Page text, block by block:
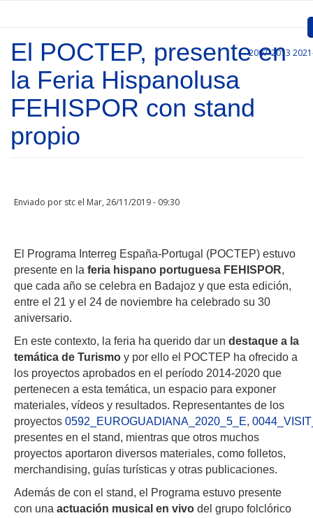
Inicio
Presentación
Convocatorias
Documentos
Enlaces
2007-2013
El POCTEP, presente en
la Feria Hispanolusa
FEHISPOR con stand
propio
Enviado por stc el Mar, 26/11/2019 - 09:30
El Programa Interreg España-Portugal (POCTEP) estuvo
presente en la feria hispano portuguesa FEHISPOR,
que cada año se celebra en Badajoz y que esta edición,
entre el 21 y el 24 de noviembre ha celebrado su 30
aniversario.
En este contexto, la feria ha querido dar un destaque a la
temática de Turismo y por ello el POCTEP ha ofrecido a
los proyectos aprobados en el período 2014-2020 que
pertenecen a esta temática, un espacio para exponer
materiales, vídeos y resultados. Representantes de los
proyectos 0592_EUROGUADIANA_2020_5_E,
presentes en el stand, mientras que otros muchos
proyectos aportaron diversos materiales, como folletos,
merchandising, guías turísticas y otras publicaciones.
Además de con el stand, el Programa estuvo presente
con una actuación musical en vivo del grupo folclórico